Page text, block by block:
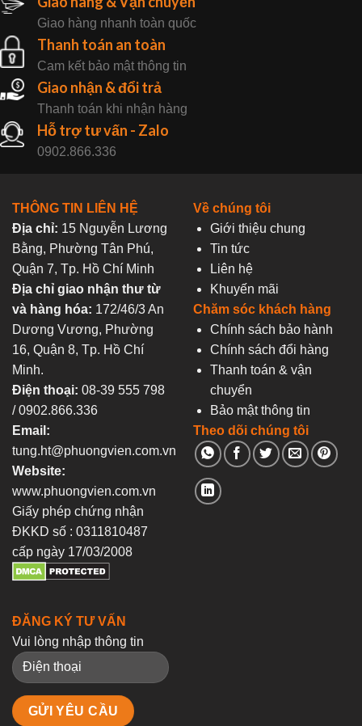
Giao hàng nhanh toàn quốc
Thanh toán an toàn
Cam kết bảo mật thông tin
Giao nhận & đổi trả
Thanh toán khi nhận hàng
Hỗ trợ tư vấn - Zalo
0902.866.336
THÔNG TIN LIÊN HỆ
Địa chỉ: 15 Nguyễn Lương
Bằng, Phường Tân Phú,
Quận 7, Tp. Hồ Chí Minh
Địa chỉ giao nhận thư từ
và hàng hóa: 172/46/3 An
Dương Vương, Phường
16, Quận 8, Tp. Hồ Chí
Minh.
Điện thoại: 08-39 555 798
/ 0902.866.336
Email:
tung.ht@phuongvien.com.vn
Website:
www.phuongvien.com.vn
Giấy phép chứng nhận
ĐKKD số : 0311810487
cấp ngày 17/03/2008
Về chúng tôi
Giới thiệu chung
Tin tức
Liên hệ
Khuyến mãi
Chăm sóc khách hàng
Chính sách bảo hành
Chính sách đổi hàng
Thanh toán & vận
chuyển
Bảo mật thông tin
Theo dõi chúng tôi
ĐĂNG KÝ TƯ VẤN
Vui lòng nhập thông tin